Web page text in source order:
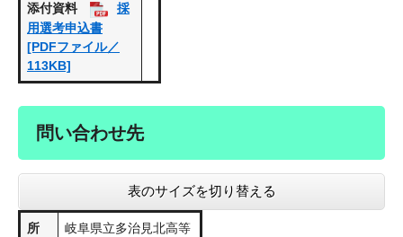
添付資料
採
用選考申込書
[PDFファイル／
113KB]
問い合わせ先
表のサイズを切り替える
所
岐阜県立多治見北高等